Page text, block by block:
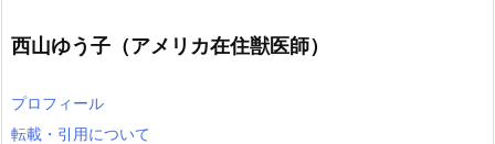
西山ゆう子（アメリカ在住獣医師）
プロフィール
転載・引用について